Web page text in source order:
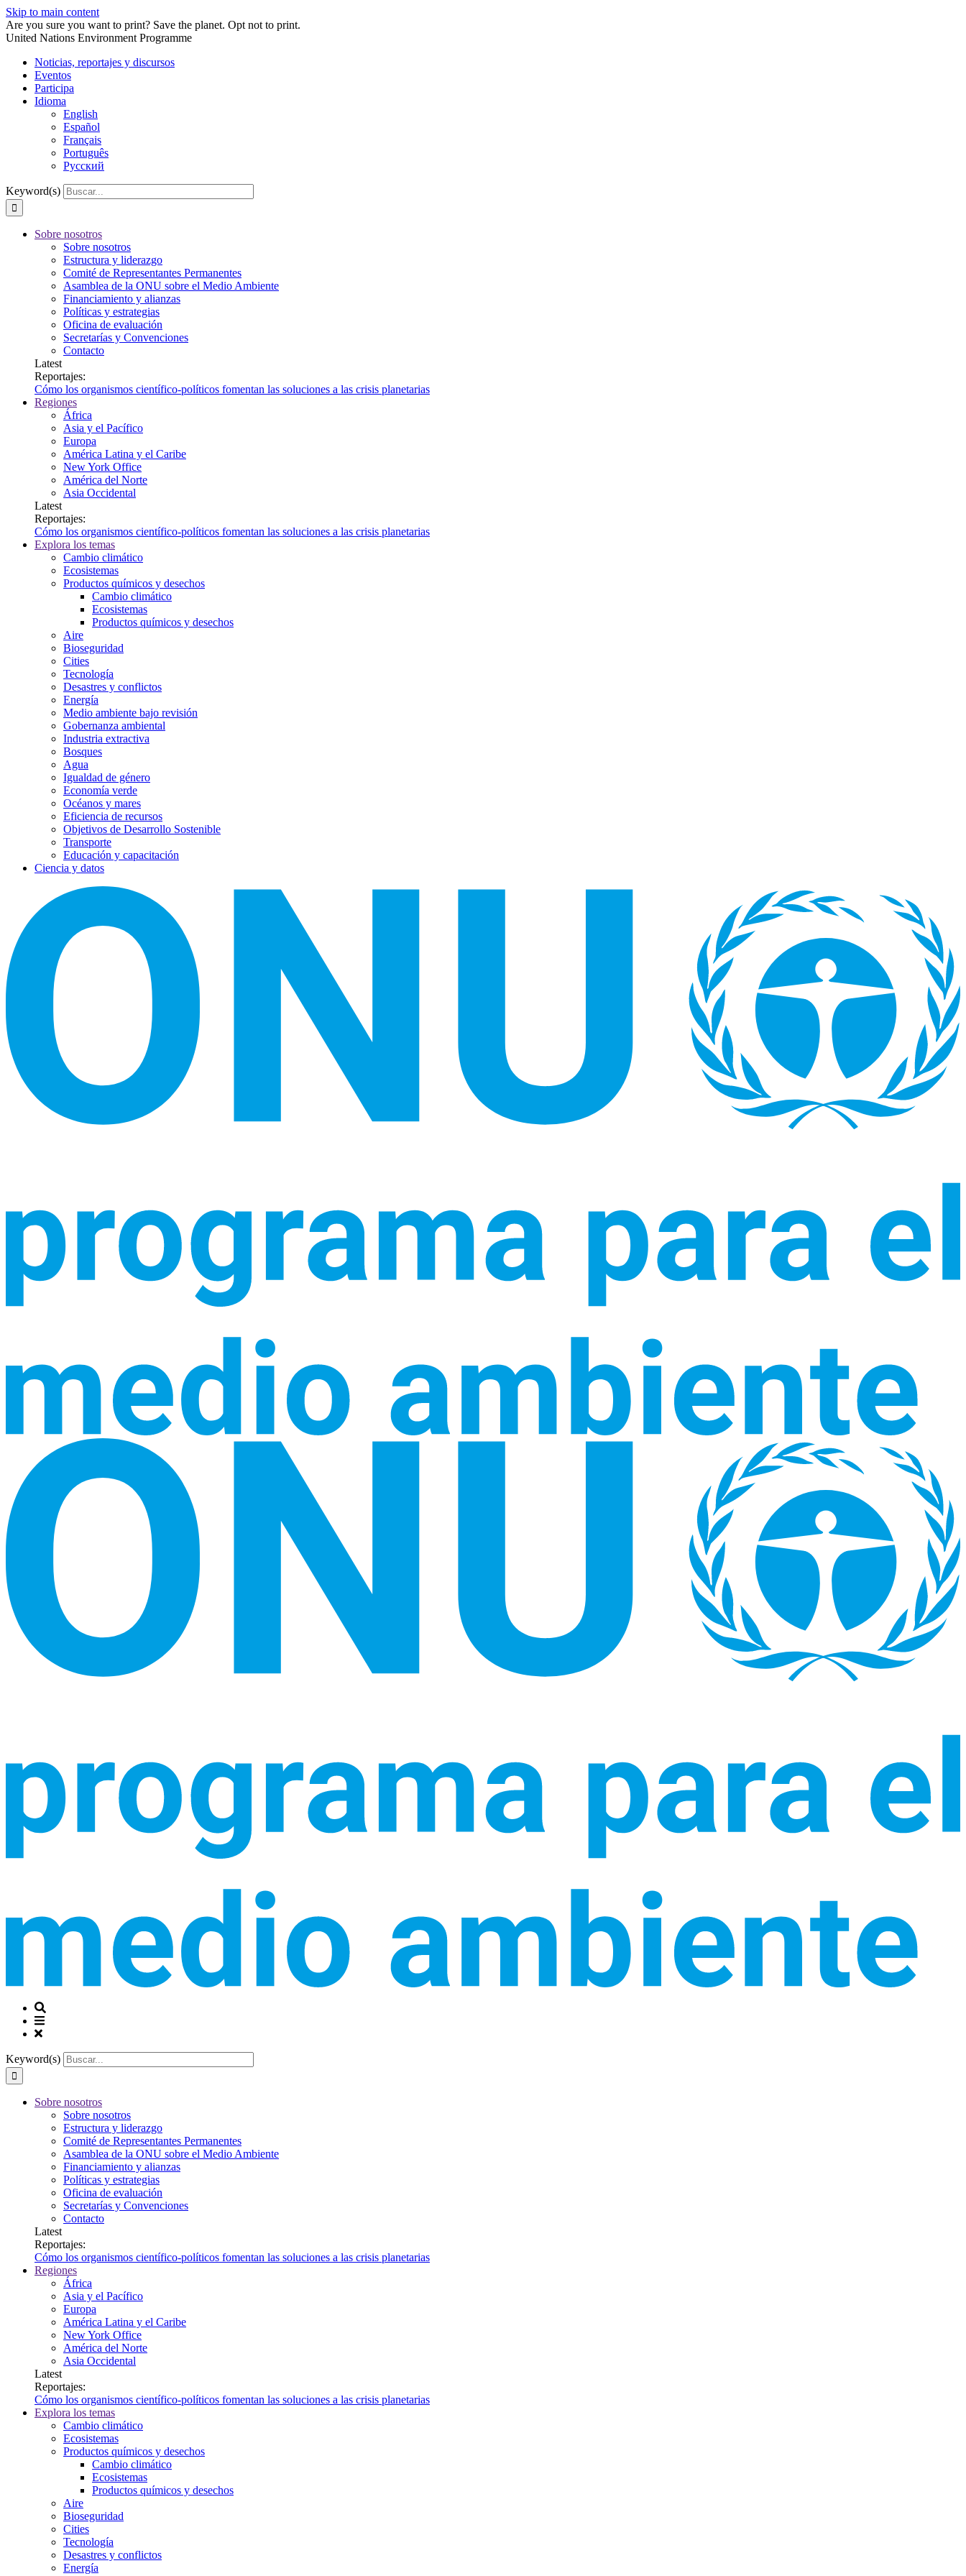
Skip to main content
Are you sure you want to print? Save the planet. Opt not to print.
United Nations Environment Programme
Noticias, reportajes y discursos
Eventos
Participa
Idioma
English
Español
Français
Português
Русский
Keyword(s)
Sobre nosotros
Sobre nosotros
Estructura y liderazgo
Comité de Representantes Permanentes
Asamblea de la ONU sobre el Medio Ambiente
Financiamiento y alianzas
Políticas y estrategias
Oficina de evaluación
Secretarías y Convenciones
Contacto
Latest
Reportajes:
Cómo los organismos científico-políticos fomentan las soluciones a las crisis planetarias
Regiones
África
Asia y el Pacífico
Europa
América Latina y el Caribe
New York Office
América del Norte
Asia Occidental
Latest
Reportajes:
Cómo los organismos científico-políticos fomentan las soluciones a las crisis planetarias
Explora los temas
Cambio climático
Ecosistemas
Productos químicos y desechos
Cambio climático
Ecosistemas
Productos químicos y desechos
Aire
Bioseguridad
Cities
Tecnología
Desastres y conflictos
Energía
Medio ambiente bajo revisión
Gobernanza ambiental
Industria extractiva
Bosques
Agua
Igualdad de género
Economía verde
Océanos y mares
Eficiencia de recursos
Objetivos de Desarrollo Sostenible
Transporte
Educación y capacitación
Ciencia y datos
Keyword(s)
Sobre nosotros
Sobre nosotros
Estructura y liderazgo
Comité de Representantes Permanentes
Asamblea de la ONU sobre el Medio Ambiente
Financiamiento y alianzas
Políticas y estrategias
Oficina de evaluación
Secretarías y Convenciones
Contacto
Latest
Reportajes:
Cómo los organismos científico-políticos fomentan las soluciones a las crisis planetarias
Regiones
África
Asia y el Pacífico
Europa
América Latina y el Caribe
New York Office
América del Norte
Asia Occidental
Latest
Reportajes:
Cómo los organismos científico-políticos fomentan las soluciones a las crisis planetarias
Explora los temas
Cambio climático
Ecosistemas
Productos químicos y desechos
Cambio climático
Ecosistemas
Productos químicos y desechos
Aire
Bioseguridad
Cities
Tecnología
Desastres y conflictos
Energía